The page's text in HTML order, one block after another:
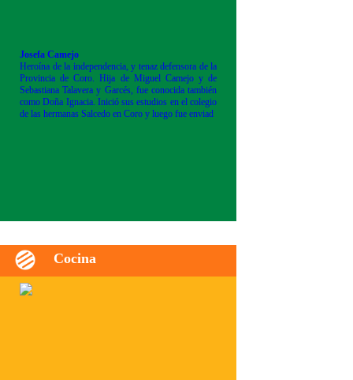
Josefa Camejo
Heroína de la independencia, y tenaz defensora de la
Provincia de Coro. Hija de Miguel Camejo y de
Sebastiana Talavera y Garcés, fue conocida también
como Doña Ignacia. Inició sus estudios en el colegio
de las hermanas Salcedo en Coro y luego fue enviad
Cocina